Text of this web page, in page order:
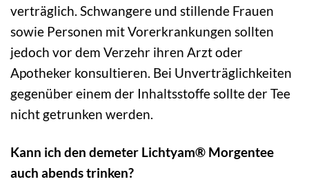
verträglich. Schwangere und stillende Frauen
sowie Personen mit Vorerkrankungen sollten
jedoch vor dem Verzehr ihren Arzt oder
Apotheker konsultieren. Bei Unverträglichkeiten
gegenüber einem der Inhaltsstoffe sollte der Tee
nicht getrunken werden.
Kann ich den demeter Lichtyam® Morgentee
auch abends trinken?